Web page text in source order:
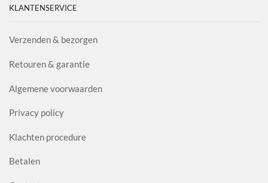
KLANTENSERVICE
Verzenden & bezorgen
Retouren & garantie
Algemene voorwaarden
Privacy policy
Klachten procedure
Betalen